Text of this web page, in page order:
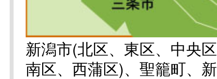
新潟市(北区、東区、中央
南区、西蒲区)、聖籠町、